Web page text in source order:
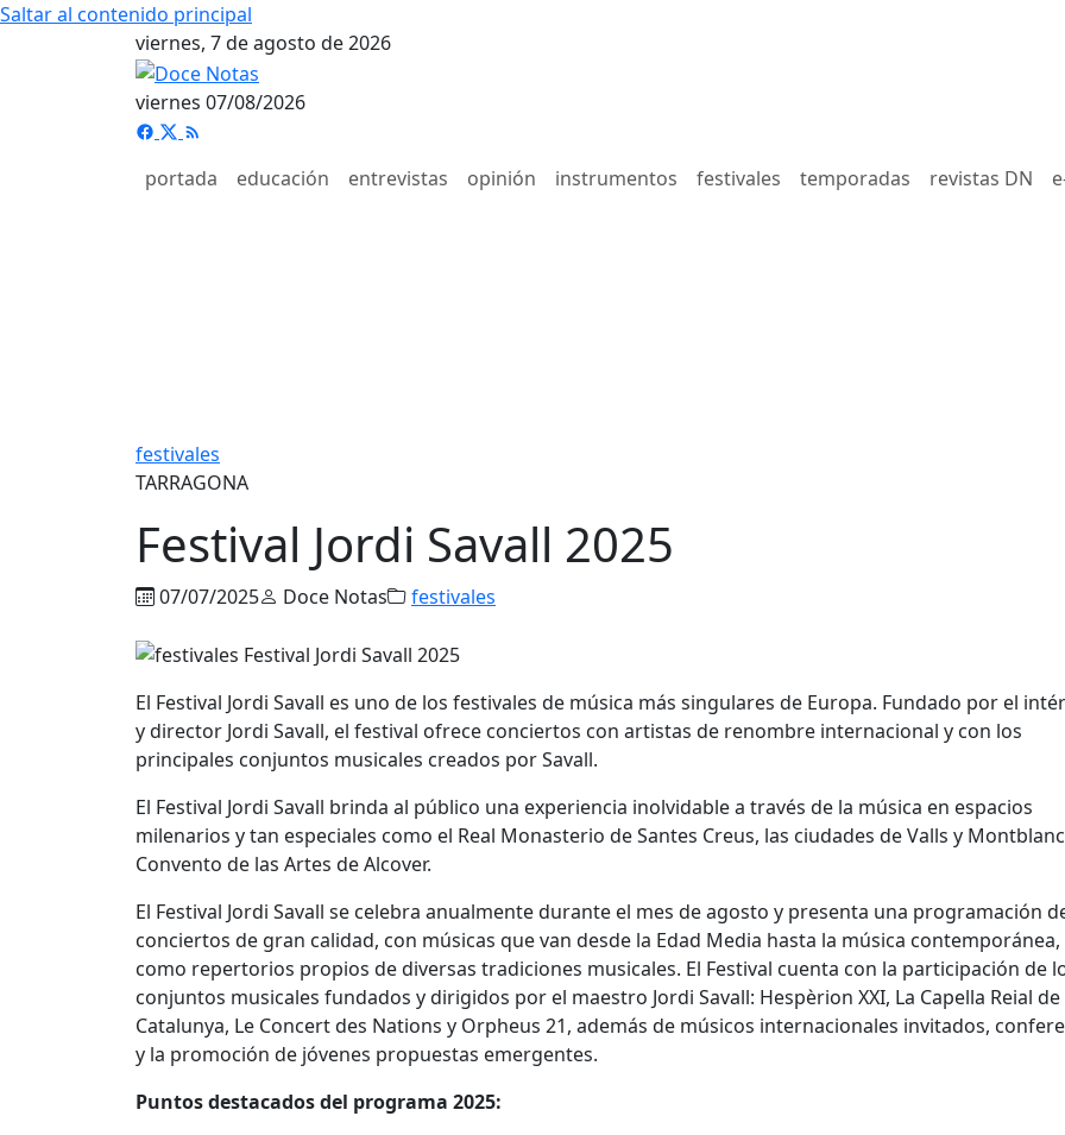
Saltar al contenido principal
viernes, 7 de agosto de 2026
viernes 07/08/2026
portada educación entrevistas opinión instrumentos festivales temporadas revistas DN
festivales
TARRAGONA
Festival Jordi Savall 2025
07/07/2025 Doce Notas festivales
El Festival Jordi Savall es uno de los festivales de música más singulares de Europa. Fundado por el
y director Jordi Savall, el festival ofrece conciertos con artistas de renombre internacional y con los
principales conjuntos musicales creados por Savall.
El Festival Jordi Savall brinda al público una experiencia inolvidable a través de la música en espacios
milenarios y tan especiales como el Real Monasterio de Santes Creus, las ciudades de Valls y
Convento de las Artes de Alcover.
El Festival Jordi Savall se celebra anualmente durante el mes de agosto y presenta una programación
conciertos de gran calidad, con músicas que van desde la Edad Media hasta la música contemporánea,
como repertorios propios de diversas tradiciones musicales. El Festival cuenta con la participación de
conjuntos musicales fundados y dirigidos por el maestro Jordi Savall: Hespèrion XXI, La Capella Reial de
Catalunya, Le Concert des Nations y Orpheus 21, además de músicos internacionales invitados,
y la promoción de jóvenes propuestas emergentes.
Puntos destacados del programa 2025: